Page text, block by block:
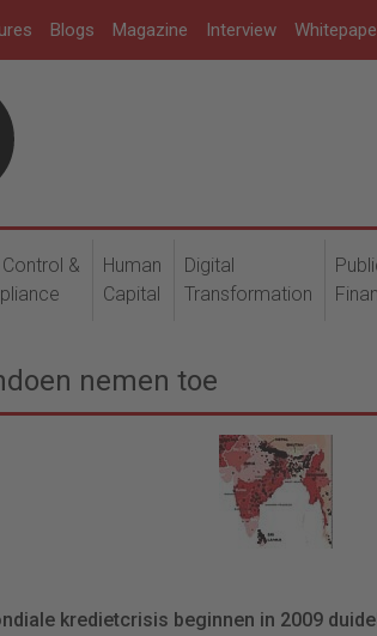
Blogs Magazine Interview
Control &
Human
Capital
Digital
Transformation
nemen toe
kredietcrisis beginnen in 2009